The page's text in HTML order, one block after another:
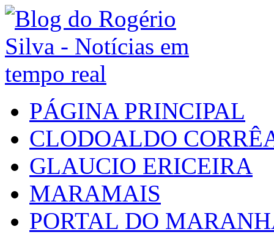
PÁGINA PRINCIPAL
CLODOALDO
GLAUCIO ERICEIRA
MARAMAIS
PORTAL DO